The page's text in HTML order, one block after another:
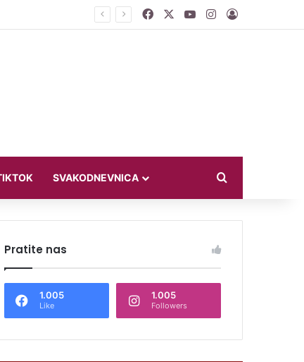
bikiniju Facebook YouTubeInstagram
SVAKODNEVNICA
Pratite nas
1.005
Like
1.005
Followers